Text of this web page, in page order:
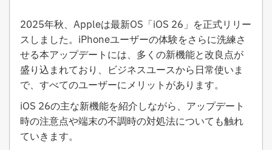
2025年秋、Appleは最新OS「iOS 26」を正式リリー
スしました。iPhoneユーザーの体験をさらに洗練さ
せる本アップデートには、多くの新機能と改良点が
盛り込まれており、ビジネスユースから日常使いま
で、すべてのユーザーにメリットがあります。
iOS 26の主な新機能を紹介しながら、アップデート
時の注意点や端末の不調時の対処法についても触れ
ていきます。